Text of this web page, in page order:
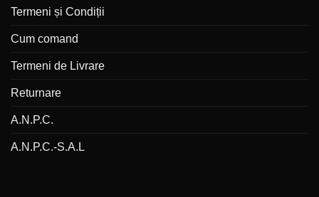
Termeni și Condiții
Cum comand
Termeni de Livrare
Returnare
A.N.P.C.
A.N.P.C.-S.A.L